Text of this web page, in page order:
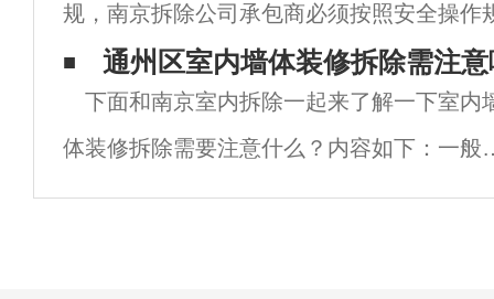
保留、环境的安全等。这些是各个公司的人
普
规，南京拆除公司承包商必须按照安全操作
的规章制度。2.承包人对施工人员的人身安
违反安 全技术操作规范造成的安 全事故
通州区室内墙体装修拆除需注
下面和南京室内拆除一起来了解一下室内
体装修拆除需要注意什么？内容如下：一般
况下，哪些不能去掉？1.承重结构承重结构